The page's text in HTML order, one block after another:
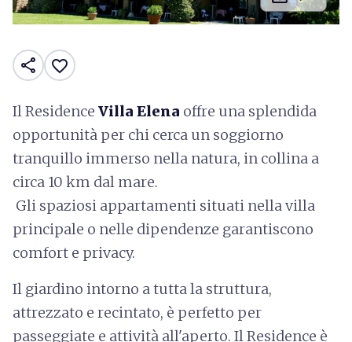
share favorite_border
Il Residence Villa Elena offre una splendida
opportunità per chi cerca un soggiorno
tranquillo immerso nella natura, in collina a
circa 10 km dal mare.
Gli spaziosi appartamenti situati nella villa
principale o nelle dipendenze garantiscono
comfort e privacy.
Il giardino intorno a tutta la struttura,
attrezzato e recintato, è perfetto per
passeggiate e attività all'aperto. Il Residence è